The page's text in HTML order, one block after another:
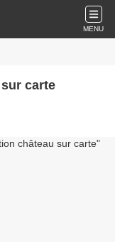
MENU
carte